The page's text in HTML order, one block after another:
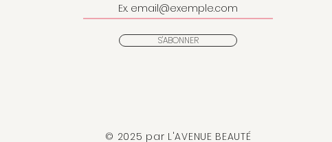
S'ABONNER
© 2025 par L'AVENUE BEAUTÉ